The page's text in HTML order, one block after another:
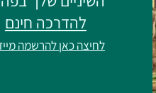
להדרכה חינם
לחיצה כאן להרשמה